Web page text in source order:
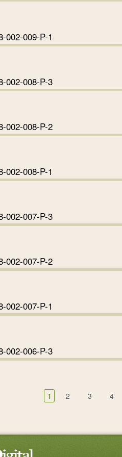
002-009-P-1
002-008-P-3
002-008-P-2
002-008-P-1
002-007-P-3
002-007-P-2
002-007-P-1
002-006-P-3
1 2 3 4